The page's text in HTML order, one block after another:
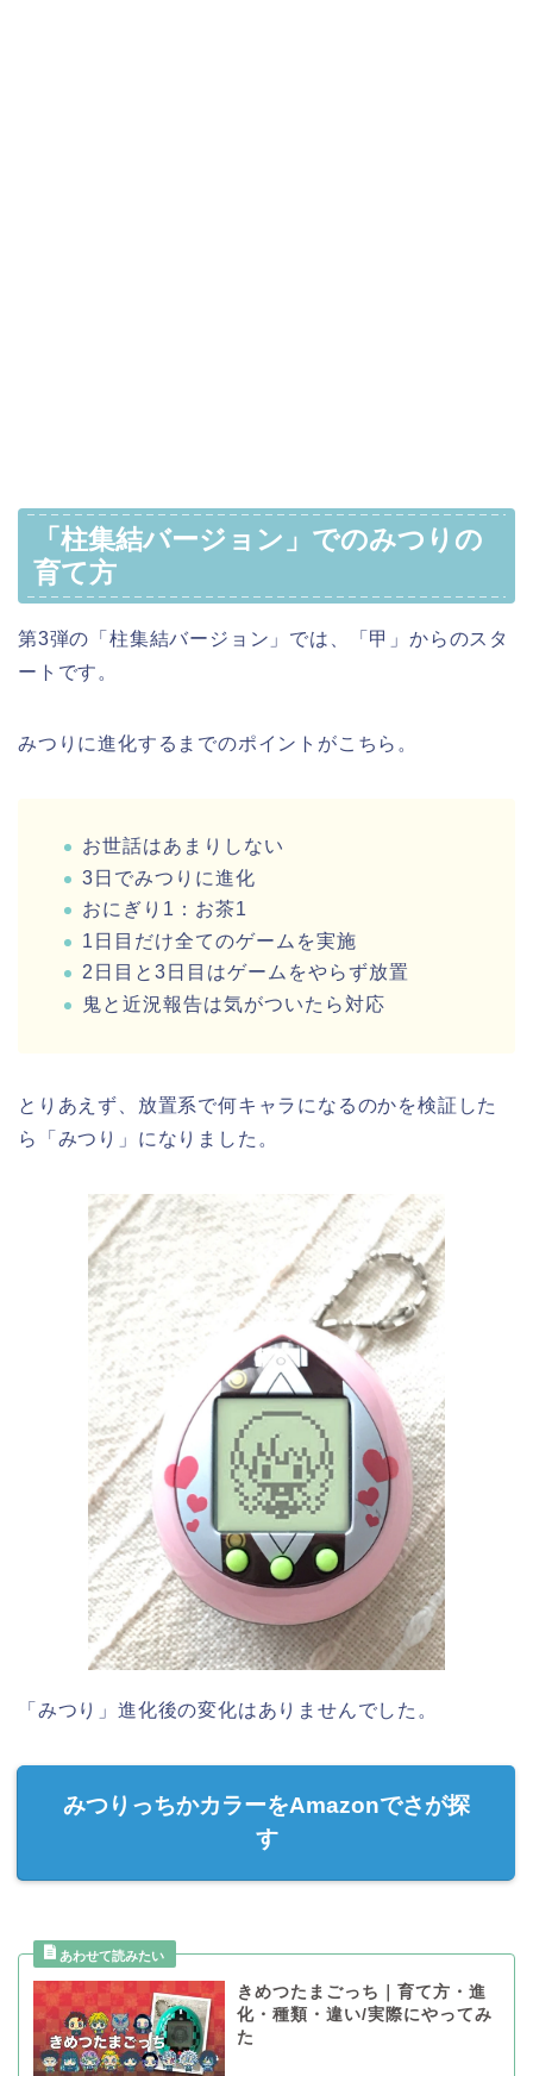
「柱集結バージョン」でのみつりの
育て方
第3弾の「柱集結バージョン」では、「甲」からのスタ
ートです。
みつりに進化するまでのポイントがこちら。
お世話はあまりしない
3日でみつりに進化
おにぎり1：お茶1
1日目だけ全てのゲームを実施
2日目と3日目はゲームをやらず放置
鬼と近況報告は気がついたら対応
とりあえず、放置系で何キャラになるのかを検証した
ら「みつり」になりました。
「みつり」進化後の変化はありませんでした。
みつりっちかカラーをAmazonでさが探
す
きめつたまごっち｜育て方・進
化・種類・違い/実際にやってみ
た